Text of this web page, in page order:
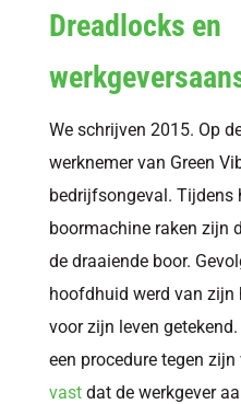
Dreadlocks en
We schrijven 2015. Op
werknemer van Green
bedrijfsongeval. Tijdens
boormachine raken zijn
de draaiende boor.
hoofdhuid werd van zijn
voor zijn leven
een procedure tegen zijn
vastdat de werkgever